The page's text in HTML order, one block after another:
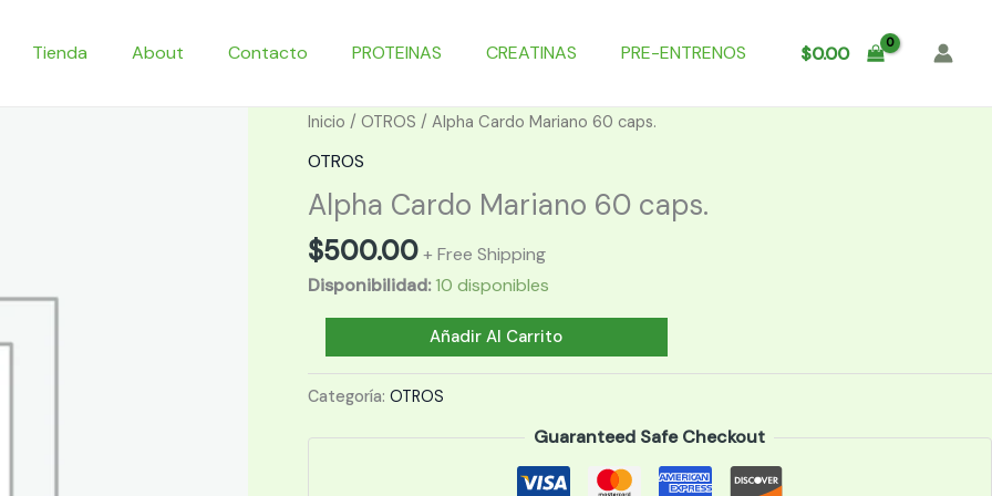
Tienda About Contacto PROTEINAS CREATINAS PRE-ENTRENOS $0.00
Inicio / OTROS / Alpha Cardo Mariano 60 caps.
OTROS
Alpha Cardo Mariano 60 caps.
$500.00 + Free Shipping
Disponibilidad: 10 disponibles
Cardo
Mariano
caps.
Añadir Al Carrito
Categoría: OTROS
Guaranteed Safe Checkout